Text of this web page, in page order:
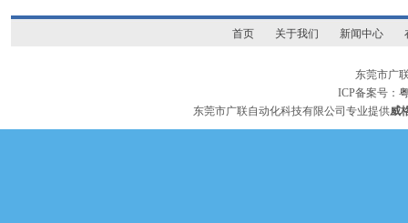
首页 关于我们 新闻中心
东莞市广
ICP备案号：
东莞市广联自动化科技有限公司专业提供威